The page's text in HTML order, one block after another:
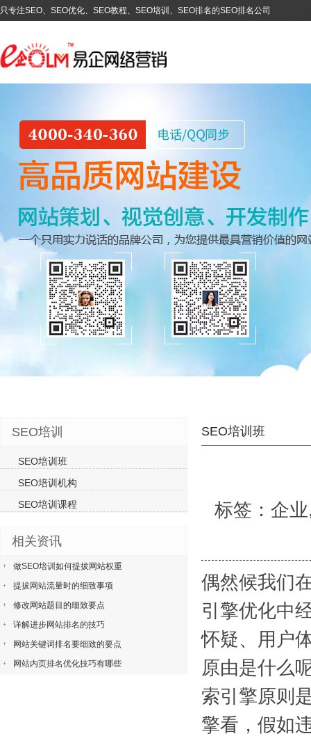
只专注SEO、SEO优化、SEO教程、SEO培训、SEO排名的SEO排名公司
SEO培训班
标签：企
偶然候我们
引擎优化中
怀疑、用户
原由是什
索引擎原则
擎看，假如
SEO培训
SEO培训班
SEO培训机构
SEO培训课程
相关资讯
做SEO培训如何提拔网站权重
提拔网站流量时的细致事项
修改网站题目的细致要点
详解进步网站排名的技巧
网站关键词排名要细致的要点
网站内页排名优化技巧有哪些